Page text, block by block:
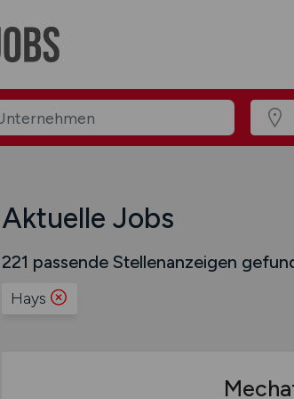
Aktuelle Jobs
221 passende Stellenanzeigen
Hays